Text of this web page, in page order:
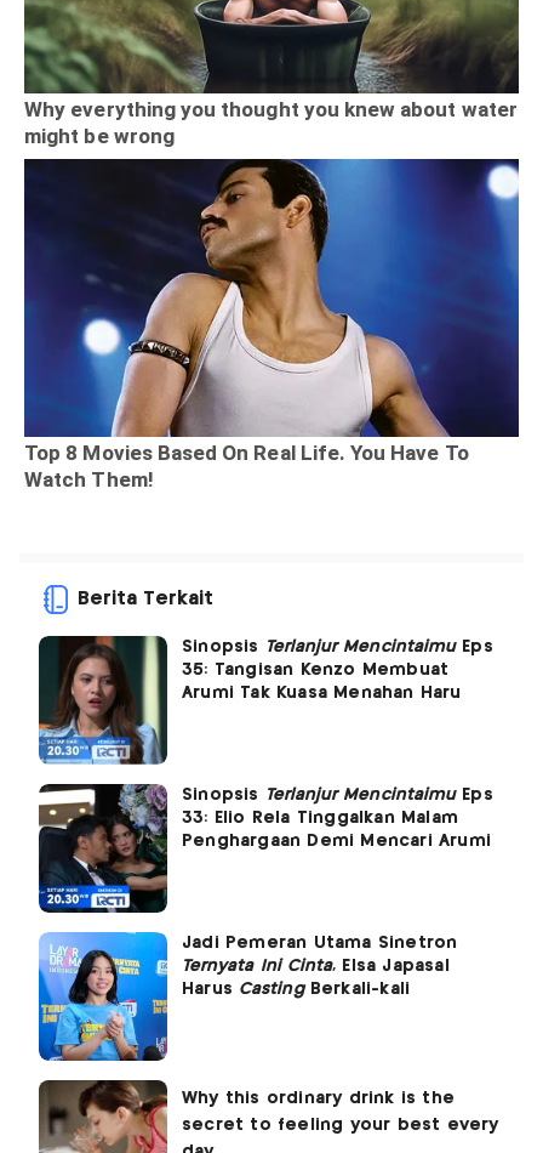
Berita Terkait
Sinopsis Terlanjur MencintaimuEps
35: Tangisan Kenzo Membuat
Arumi Tak Kuasa Menahan Haru
Sinopsis Terlanjur MencintaimuEps
33: Elio Rela Tinggalkan Malam
Penghargaan Demi Mencari Arumi
Jadi Pemeran Utama Sinetron
Ternyata Ini Cinta, Elsa Japasal
Harus CastingBerkali-kali